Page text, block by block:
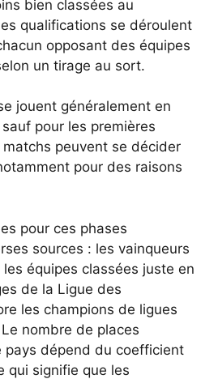
bien classées au
qualifications se déroulent
opposant des équipes
un tirage au sort.
jouent généralement en
pour les premières
peuvent se décider
pour des raisons
pour ces phases
sources : les vainqueurs
équipes classées juste en
de la Ligue des
les champions de ligues
nombre de places
pays dépend du coefficient
qui signifie que les